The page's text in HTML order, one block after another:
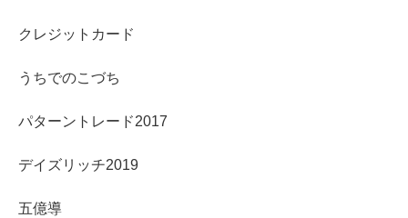
クレジットカード
うちでのこづち
パターントレード2017
デイズリッチ2019
五億導